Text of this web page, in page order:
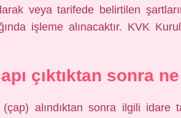
veya tarifede belirtilen
işleme alınacaktır. KVK
çıktıktan sonra ne
alındıktan sonra ilgili idare